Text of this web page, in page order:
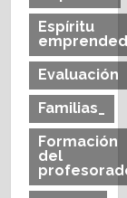
Espíritu
Evaluación
Familias_
Formación
del